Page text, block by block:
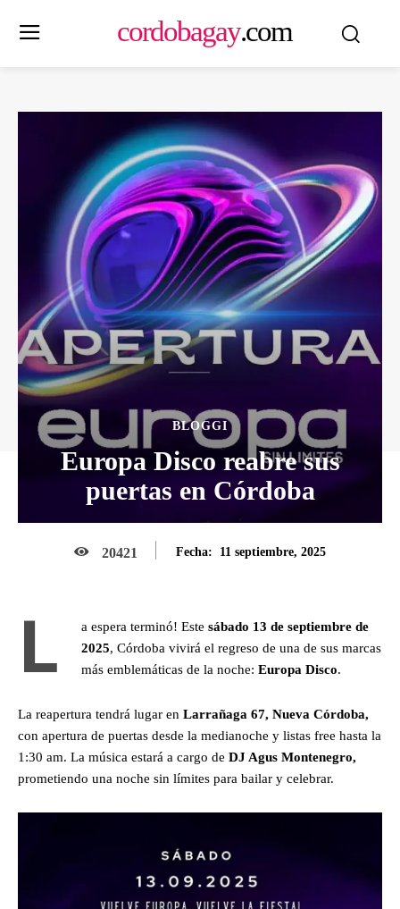
cordobagay.com
BLOGGI
Europa Disco reabre sus
puertas en Córdoba
20421 Fecha: 11 septiembre, 2025
L a espera terminó! Este sábado 13 de septiembre de
2025, Córdoba vivirá el regreso de una de sus marcas
más emblemáticas de la noche: Europa Disco.
La reapertura tendrá lugar en Larrañaga 67, Nueva Córdoba,
con apertura de puertas desde la medianoche y listas free hasta la
1:30 am. La música estará a cargo de DJ Agus Montenegro,
prometiendo una noche sin límites para bailar y celebrar.